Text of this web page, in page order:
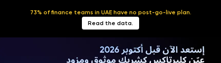
العربية
73% of finance teams in UAE have no post-go-live plan.
Read the data.